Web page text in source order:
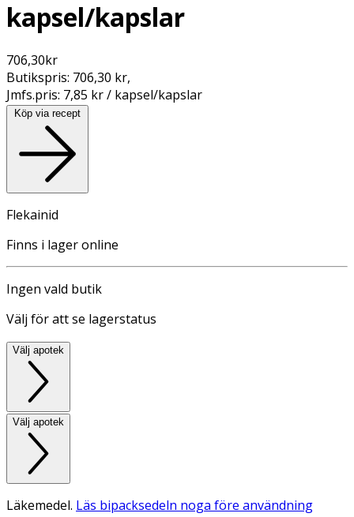
kapsel/kapslar
706,30kr
Butikspris: 706,30 kr,
Jmfs.pris: 7,85 kr / kapsel/kapslar
Köp via recept
Flekainid
Finns i lager online
Ingen vald butik
Välj för att se lagerstatus
Välj apotek
Välj apotek
Läkemedel. Läs bipacksedeln noga före användning